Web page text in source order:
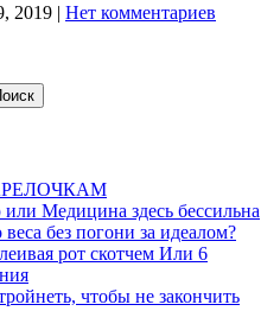
2019 | Нет комментариев
Медицина здесь бессильна
без погони за идеалом?
рот скотчем Или 6
чтобы не закончить